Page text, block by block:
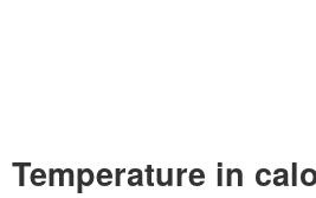
Temperature in